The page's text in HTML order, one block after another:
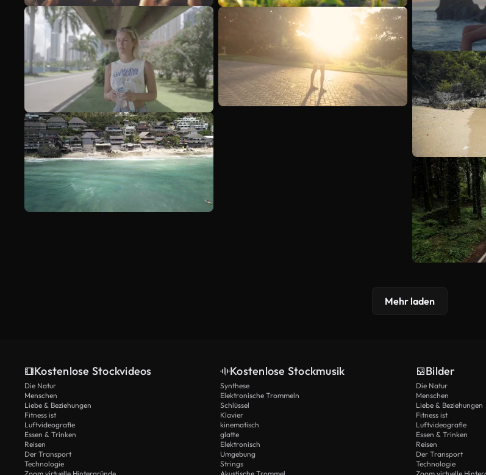
Mehr laden
Kostenlose Stockvideos
Die Natur
Menschen
Liebe & Beziehungen
Fitness ist
Luftvideografie
Essen & Trinken
Reisen
Der Transport
Technologie
Kostenlose Stockmusik
Synthese
Elektronische Trommeln
Schlüssel
Klavier
kinematisch
glatte
Elektronisch
Umgebung
Strings
Bilder
Die Natur
Menschen
Liebe & Beziehungen
Fitness ist
Luftvideografie
Essen & Trinken
Reisen
Der Transport
Technologie